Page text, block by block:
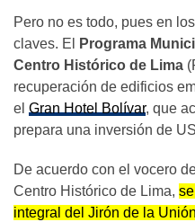
Pero no es todo, pues en
claves. El
Programa
Centro Histórico de Lima
recuperación de edificios
el Gran Hotel Bolívar, que
prepara una inversión de
De acuerdo con el vocero
Centro Histórico de Lima,
integral del Jirón de la